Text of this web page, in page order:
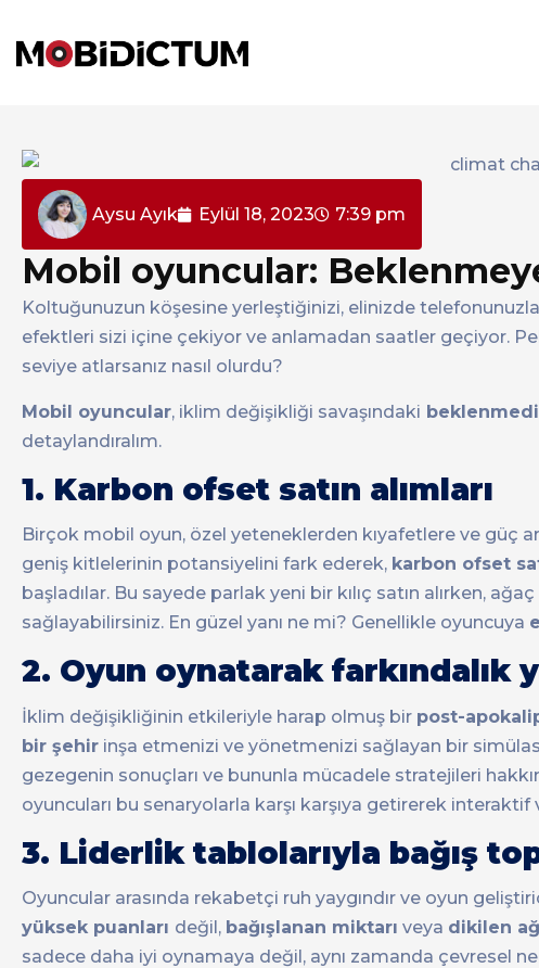
Aysu Ayık Eylül 18, 2023 7:39 pm
Mobil oyuncular:
Koltuğunuzun köşesine yerleştiğinizi, elinizde
efektleri sizi içine çekiyor ve anlamadan saatler geçiyor.
seviye atlarsanız nasıl olurdu?
Mobil oyuncular, iklim değişikliği savaşındaki
detaylandıralım.
1. Karbon ofset satın alımları
Birçok mobil oyun, özel yeteneklerden kıyafetlere ve güç
geniş kitlelerinin potansiyelini fark ederek, karbon ofset
başladılar. Bu sayede parlak yeni bir kılıç satın alırken,
sağlayabilirsiniz. En güzel yanı ne mi? Genellikle oyuncuya
2. Oyun oynatarak farkındalık
İklim değişikliğinin etkileriyle harap olmuş bir post-
bir şehir inşa etmenizi ve yönetmenizi sağlayan bir
gezegenin sonuçları ve bununla mücadele stratejileri
oyuncuları bu senaryolarla karşı karşıya getirerek
3. Liderlik tablolarıyla bağış
Oyuncular arasında rekabetçi ruh yaygındır ve oyun
yüksek puanları değil, bağışlanan miktarı veya dikilen
sadece daha iyi oynamaya değil, aynı zamanda çevresel